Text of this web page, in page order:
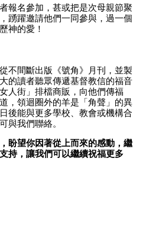
報名參加，甚或把是次母親節聚
踴躍邀請他們一同參與，過一個
神的愛！
不間斷出版《號角》月刊，並製
的讀者聽眾傳遞基督教信的福音
人街」排檔商販，向他們傳福
，領迴圈外的羊是「角聲」的異
後能與更多學校、教會或機構合
與我們聯絡。
盼望你因著從上而來的感動，繼
持，讓我們可以繼續祝福更多